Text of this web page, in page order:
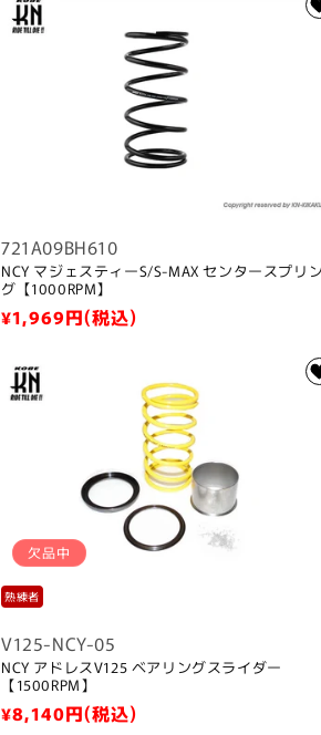
格
721A09BH610
NCY マジェスティーS/S-MAX センタースプリン
グ【1000RPM】
通
価
格
¥1,969円(税込)
欠品中
熟練者
V125-NCY-05
NCY アドレスV125 ベアリングスライダー
【1500RPM】
通
¥8,140円(税込)